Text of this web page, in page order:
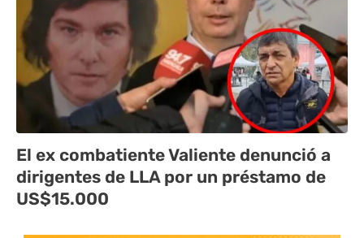
El ex combatiente Valiente denunció a
dirigentes de LLA por un préstamo de
US$15.000